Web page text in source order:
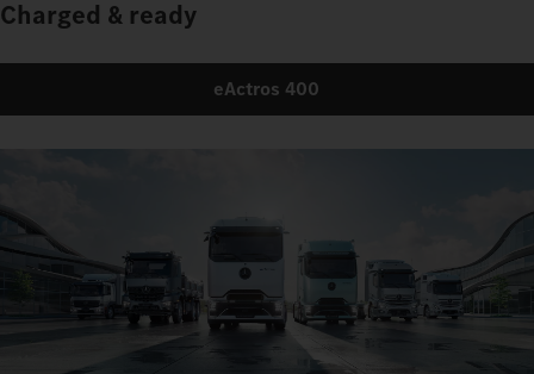
Charged & ready
eActros 400